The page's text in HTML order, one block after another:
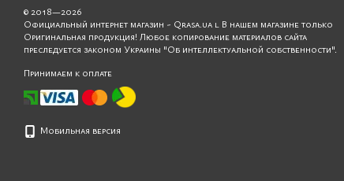
© 2018—2026
Официальный интернет магазин - Qrasa.ua l В нашем магазине только
Оригинальная продукция! Любое копирование материалов сайта
преследуется законом Украины "Об интеллектуальной собственности".
Принимаем к оплате
Мобильная версия